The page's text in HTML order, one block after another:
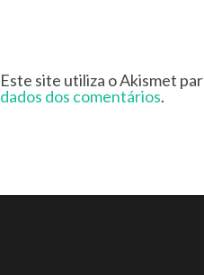
Este site utiliza o Akismet
dados dos comentários.